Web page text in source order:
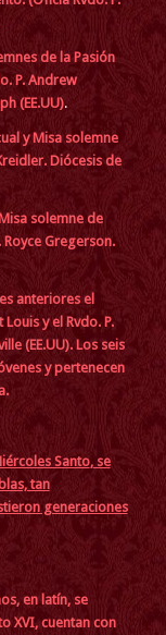
de la Pasión
P. Andrew
(EE.UU).
y Misa solemne
Diócesis de
solemne de
Gregerson.
anteriores el
y el Rvdo. P.
(EE.UU). Los seis
y pertenecen
Santo,se
tan
generaciones
en latín, se
XVI, cuentan con